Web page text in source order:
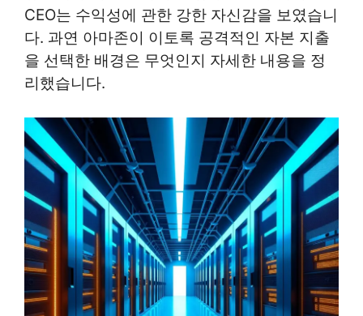
CEO는 수익성에 관한 강한 자신감을 보였습니
다. 과연 아마존이 이토록 공격적인 자본 지출
을 선택한 배경은 무엇인지 자세한 내용을 정
리했습니다.